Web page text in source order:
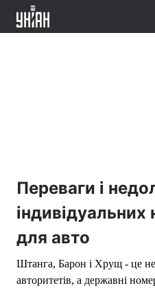
Переваги і
індивідуальних
для авто
Штанга, Барон і Хрущ - це не
авторитетів, а державні